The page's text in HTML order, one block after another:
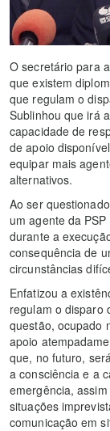
O secretário para
que existem
que regulam o
Sublinhou que irá
capacidade de
de apoio
equipar mais
alternativos.
Ao ser
um agente da
durante a
consequência de
circunstâncias
Enfatizou a
regulam o disparo
questão, ocupado
apoio
que, no futuro,
a consciência e a
emergência,
situações
comunicação em